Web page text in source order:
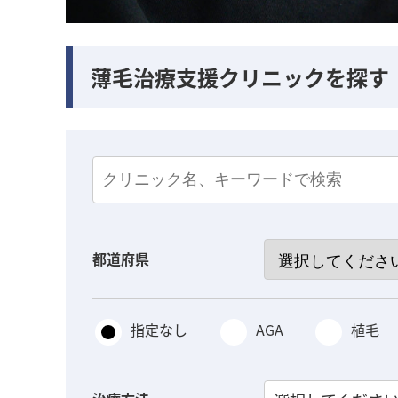
薄毛治療支援クリニックを探す
都道府県
指定なし AGA 植毛